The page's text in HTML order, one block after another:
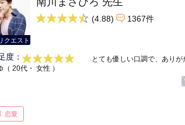
クエスト
(4.88) 1367件
度：
（ 20代・ 女性 ）
とても優しい口調で、ありが
恋愛